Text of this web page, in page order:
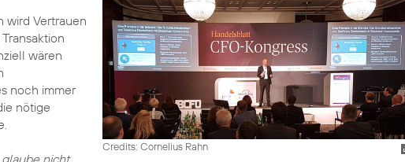
Credits: Cornelius Rahn
wird Vertrauen
wären
noch immer
nötige
nicht,